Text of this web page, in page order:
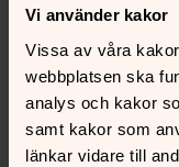
Vi använder kakor
Vissa av våra
webbplatsen ska
analys och kakor
samt kakor som
länkar vidare till
Gransnäs
Linköpings